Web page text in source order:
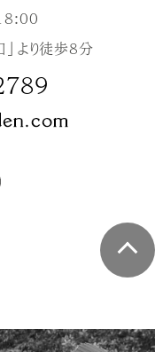
より徒歩8分